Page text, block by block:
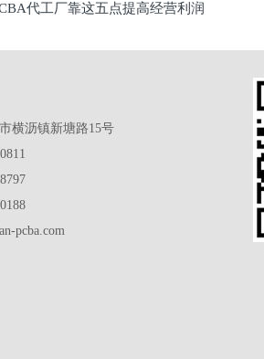
代工厂靠这五点提高经营利润
横沥镇新塘路15号
pcba.com